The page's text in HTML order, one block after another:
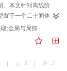
的LBD描述子对于
有稳定性。
。本文针对离线阶
置于一个二十面体中
然后将每个不同视
个选定的方向将点云
息；接着对每个子部
种方式删减一些冗
多种点云描述子进行
;全局与局部
| 8 | 3